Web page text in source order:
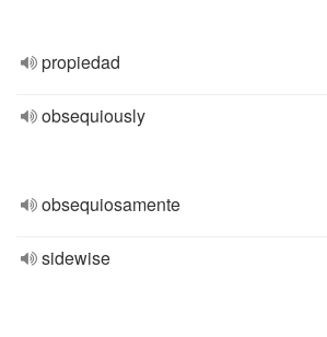
propiedad
obsequiously
obsequiosamente
sidewise